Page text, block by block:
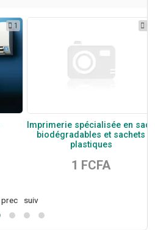
1
Imprimerie spécialisée en sacs
biodégradables et sachets
plastiques
1 FCFA
prec suiv